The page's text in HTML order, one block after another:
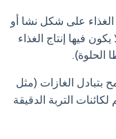
على شكل نشا أو
فيها إنتاج الغذاء
الحلوة).
بتبادل الغازات (مثل
التربة الدقيقة